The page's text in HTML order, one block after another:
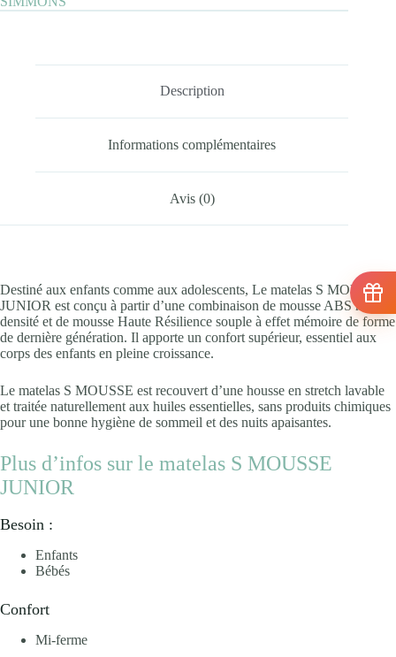
Description
Informations complémentaires
Avis (0)
Destiné aux enfants comme aux adolescents, Le matelas S MOUSSE
JUNIOR est conçu à partir d’une combinaison de mousse ABS haute
densité et de mousse Haute Résilience souple à effet mémoire de forme
de dernière génération. Il apporte un confort supérieur, essentiel aux
corps des enfants en pleine croissance.
Le matelas S MOUSSE est recouvert d’une housse en stretch lavable
et traitée naturellement aux huiles essentielles, sans produits chimiques
pour une bonne hygiène de sommeil et des nuits apaisantes.
Plus d’infos sur le matelas S MOUSSE
JUNIOR
Besoin :
Enfants
Bébés
Confort
Mi-ferme